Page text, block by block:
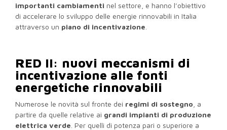
importanti cambiamenti nel settore, e hanno l’obiettivo
di accelerare lo sviluppo delle energie rinnovabili in Italia
attraverso un piano di incentivazione
RED II: nuovi meccanismi di
incentivazione alle fonti
energetiche rinnovabili
Numerose le novità sul fronte dei regimi di sostegno , a
partire da quelle relative ai grandi impianti di produzione
elettrica verde . Per quelli di potenza pari o superiore a